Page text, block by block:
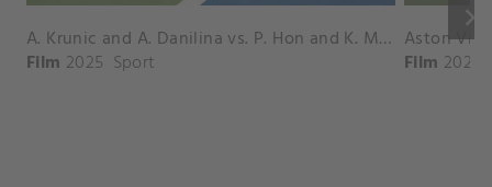
keyboard_arrow_right
A. Krunic and A. Danilina vs. P. Hon and K. Muchova Match Highlights - BEIJING_Capital Group Diamond ( October 02, 2025)
Film 2025 Sport Film 2026